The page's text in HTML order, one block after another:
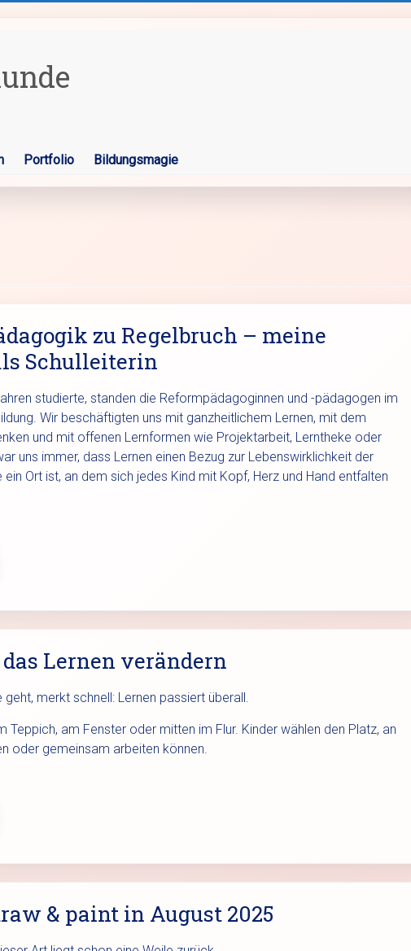
Portfolio Bildungsmagie
zu Regelbruch – meine
Schulleiterin
studierte, standen die Reformpädagoginnen und -pädagogen im
Wir beschäftigten uns mit ganzheitlichem Lernen, mit dem
und mit offenen Lernformen wie Projektarbeit, Lerntheke oder
uns immer, dass Lernen einen Bezug zur Lebenswirklichkeit der
Ort ist, an dem sich jedes Kind mit Kopf, Herz und Hand entfalten
Lernen verändern
geht, merkt schnell: Lernen passiert überall.
Teppich, am Fenster oder mitten im Flur. Kinder wählen den Platz, an
oder gemeinsam arbeiten können.
& paint in August 2025